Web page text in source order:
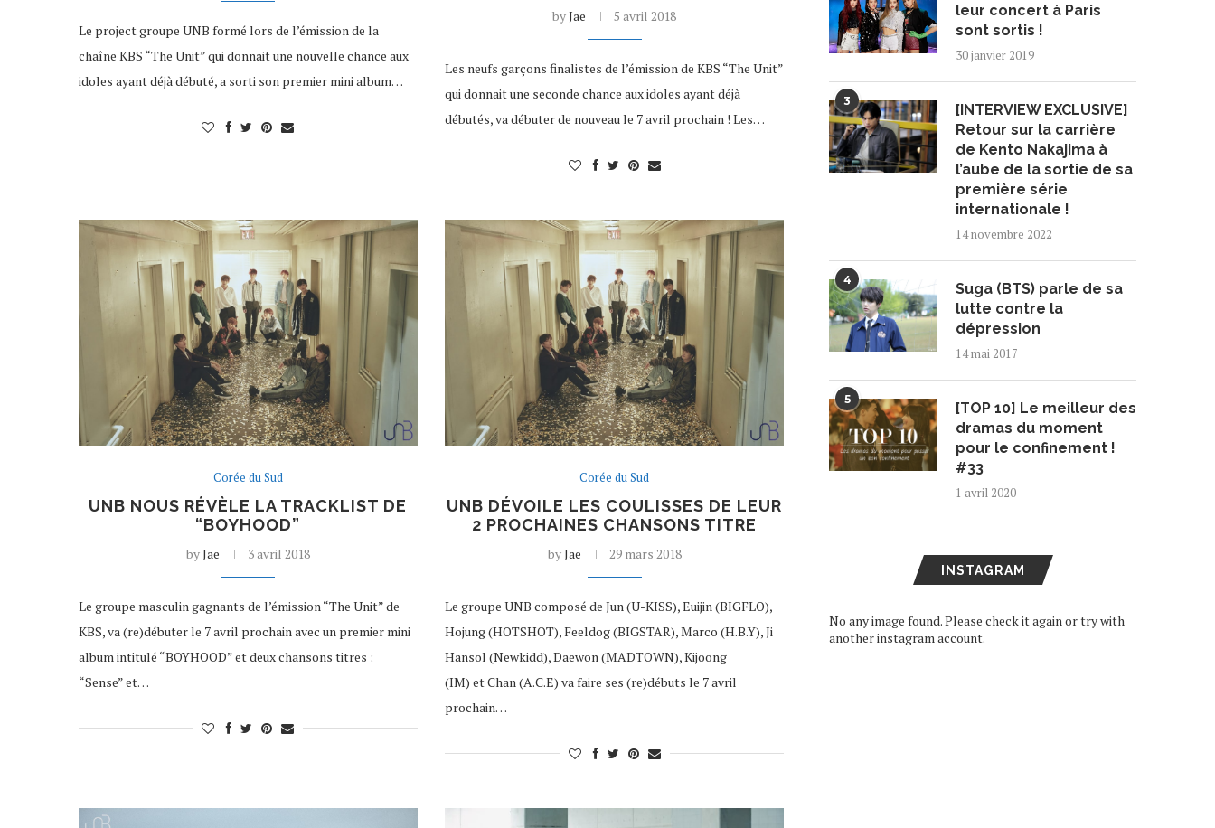
Le project groupe UNB formé lors de l’émission de la
chaîne KBS “The Unit” qui donnait une nouvelle chance aux
idoles ayant déjà débuté, a sorti son premier mini album…
byJae 5 avril 2018
Les neufs garçons finalistes de l’émission de KBS “The Unit”
qui donnait une seconde chance aux idoles ayant déjà
débutés, va débuter de nouveau le 7 avril prochain ! Les…
Corée du Sud
UNB NOUS RÉVÈLE LA TRACKLIST DE
“BOYHOOD”
byJae 3 avril 2018
Le groupe masculin gagnants de l’émission “The Unit” de
KBS, va (re)débuter le 7 avril prochain avec un premier mini
album intitulé “BOYHOOD” et deux chansons titres :
“Sense” et…
Corée du Sud
UNB DÉVOILE LES COULISSES DE LEUR
2 PROCHAINES CHANSONS TITRE
byJae 29 mars 2018
Le groupe UNB composé de Jun (U-KISS), Euijin (BIGFLO),
Hojung (HOTSHOT), Feeldog (BIGSTAR), Marco (H.B.Y), Ji
Hansol (Newkidd), Daewon (MADTOWN), Kijoong
(IM) et Chan (A.C.E) va faire ses (re)débuts le 7 avril
prochain…
leur concert à Paris
sont sortis !
30 janvier 2019
3
[INTERVIEW EXCLUSIVE]
Retour sur la carrière
de Kento Nakajima à
l’aube de la sortie de sa
première série
internationale !
14 novembre 2022
4
Suga (BTS) parle de sa
lutte contre la
dépression
14 mai 2017
5
[TOP 10] Le meilleur des
dramas du moment
pour le confinement !
#33
1 avril 2020
INSTAGRAM
No any image found. Please check it again or try with
another instagram account.